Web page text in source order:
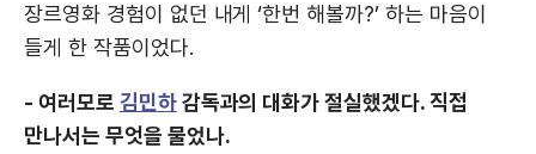
장르영화 경험이 없던 내게 ‘한번 해볼까?’ 하는 마음이
들게 한 작품이었다.
- 여러모로 김민하감독과의 대화가 절실했겠다. 직접
만나서는 무엇을 물었나.